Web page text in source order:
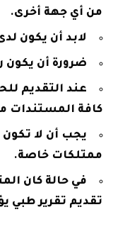
من أي جهة أخرى.
لابد أن يكون
ضرورة أن
عند التقديم
كافة المستندات
يجب أن لا تكون
ممتلكات خاصة.
في حالة كان
تقديم تقرير طبي